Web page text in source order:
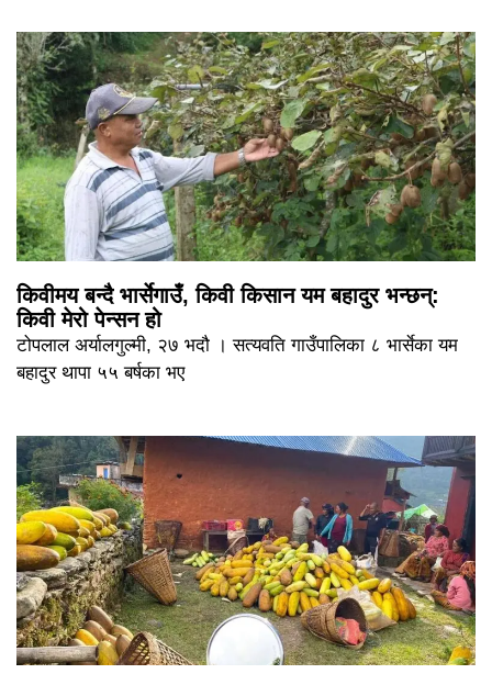
किवीमय बन्दै भार्सेगाउँ, किवी किसान यम बहादुर भन्छन्:
किवी मेरो पेन्सन हो
टोपलाल अर्यालगुल्मी, २७ भदौ । सत्यवति गाउँपालिका ८ भार्सेका यम
बहादुर थापा ५५ बर्षका भए